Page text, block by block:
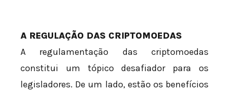
A REGULAÇÃO DAS CRIPTOMOEDAS
A regulamentação das criptomoedas
constitui um tópico desafiador para os
legisladores. De um lado, estão os benefícios